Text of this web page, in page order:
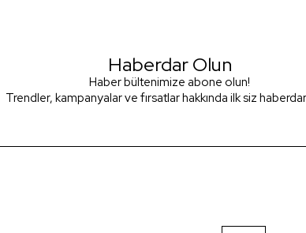
Haberdar Olun
Haber bültenimize abone olun!
Trendler, kampanyalar ve fırsatlar hakkında ilk siz